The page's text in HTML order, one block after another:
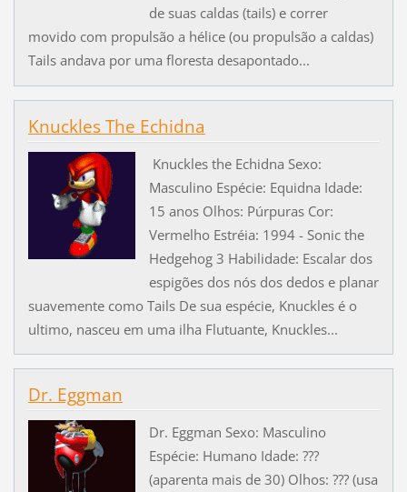
de suas caldas (tails) e correr
movido com propulsão a hélice (ou propulsão a caldas)
Tails andava por uma floresta desapontado...
Knuckles The Echidna
Knuckles the Echidna Sexo:
Masculino Espécie: Equidna Idade:
15 anos Olhos: Púrpuras Cor:
Vermelho Estréia: 1994 - Sonic the
Hedgehog 3 Habilidade: Escalar dos
espigões dos nós dos dedos e planar
suavemente como Tails De sua espécie, Knuckles é o
ultimo, nasceu em uma ilha Flutuante, Knuckles...
Dr. Eggman
Dr. Eggman Sexo: Masculino
Espécie: Humano Idade: ???
(aparenta mais de 30) Olhos: ??? (usa